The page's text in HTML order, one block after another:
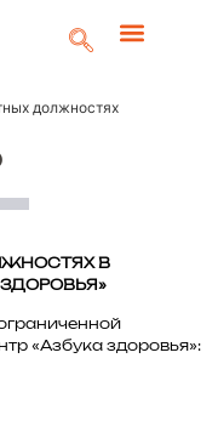
должностях
В
«Азбука здоровья»: